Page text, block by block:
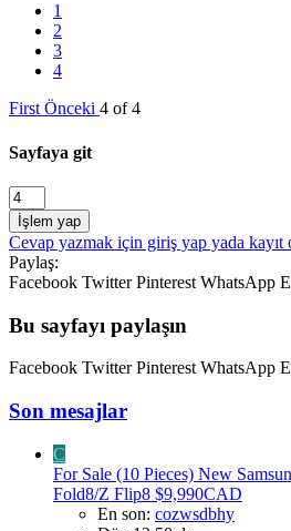
1
2
3
4
First Önceki 4 of 4
Sayfaya git
İşlem yap
Cevap yazmak için giriş yap yada kayıt
Paylaş:
Facebook Twitter Pinterest WhatsApp
Bu sayfayı paylaşın
Facebook Twitter Pinterest WhatsApp
Son mesajlar
C
For Sale (10 Pieces) New
Fold8/Z Flip8 $9,990CAD
En son: cozwsdbhy